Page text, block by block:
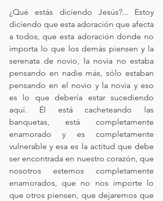
¿Qué estás diciendo Jesús?... Estoy
diciendo que esta adoración que afecta
a todos, que esta adoración donde no
importa lo que los demás piensen y la
serenata de novio, la novia no estaba
pensando en nadie más, sólo estaban
pensando en el novio y la novia y eso
es lo que debería estar sucediendo
aquí. Él está cacheteando las
banquetas, está completamente
enamorado y es completamente
vulnerable y esa es la actitud que debe
ser encontrada en nuestro corazón, que
nosotros estemos completamente
enamorados, que no nos importe lo
que otros piensen, que dejaremos que